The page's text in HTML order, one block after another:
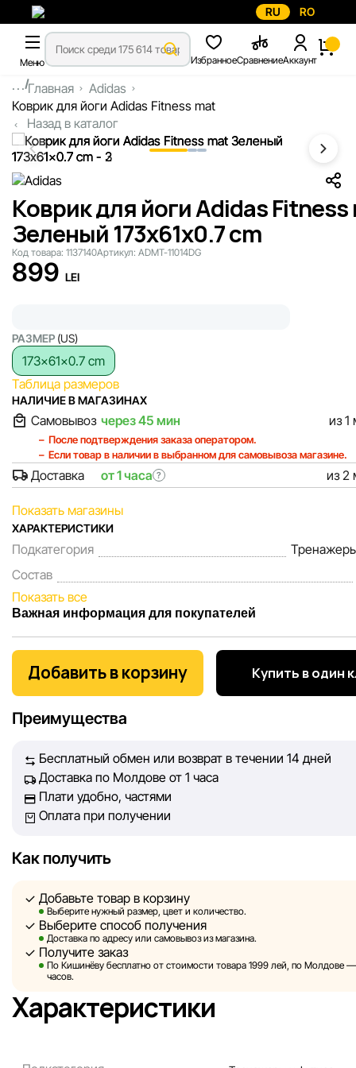
RU RO
Меню ИзбранноеСравнениеАккаунт
...Главная
Adidas
Коврик для йоги Adidas Fitness mat
Назад в каталог
Коврик для йоги Adidas Fitness
Зеленый 173x61x0.7 cm
Код товара: 1137140Артикул: ADMT-11014DG
899 LEI
РАЗМЕР (US)
173x61x0.7 cm
Таблица размеров
НАЛИЧИЕ В МАГАЗИНАХ
Самовывоз через 45 мин из 1
После подтверждения заказа оператором.
Если товар в наличии в выбранном для самовывоза магазине.
Доставка от 1 часа ? из 2
Показать магазины
ХАРАКТЕРИСТИКИ
Подкатегория
Состав
Показать все
Важная информация для покупателей
Мы, команда сети магазинов Sportlandia, ценим доверие
покупателей. Каждый день мы работаем над тем, чтобы
информация о товарах и услугах, представленная на
обеспечить вас достоверной информацией, чтобы вы
Однако, несмотря на постоянный контроль, Sportlandia
гарантировать абсолютную точность всех данных,
сайте, ввиду возможных технических ошибок или сбоев.
сторонних ресурсах, ссылки на которые могут быть
Sportlandia оставляет за собой право в одностороннем
без предварительного уведомления вносить изменения в
характеристики и потребительские свойства товаров.
Изображения, представленные на сайте, являются
Общая информация о товарах предоставляется в
целях.
Добавить в корзину Купить в один
Преимущества
Бесплатный обмен или возврат в течении 14 дней
Доставка по Молдове от 1 часа
Плати удобно, частями
Оплата при получении
Как получить
Добавьте товар в корзину
Выберите нужный размер, цвет и количество.
Выберите способ получения
Доставка по адресу или самовывоз из магазина.
Получите заказ
По Кишинёву бесплатно от стоимости товара 1999 лей, по Молдове —
часов.
Характеристики